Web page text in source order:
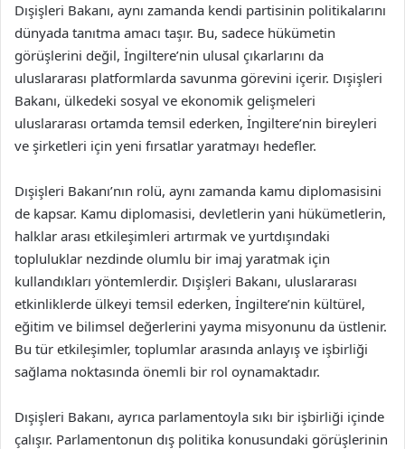
Dışişleri Bakanı, aynı zamanda kendi partisinin politikalarını
dünyada tanıtma amacı taşır. Bu, sadece hükümetin
görüşlerini değil, İngiltere’nin ulusal çıkarlarını da
uluslararası platformlarda savunma görevini içerir. Dışişleri
Bakanı, ülkedeki sosyal ve ekonomik gelişmeleri
uluslararası ortamda temsil ederken, İngiltere’nin bireyleri
ve şirketleri için yeni fırsatlar yaratmayı hedefler.
Dışişleri Bakanı’nın rolü, aynı zamanda kamu diplomasisini
de kapsar. Kamu diplomasisi, devletlerin yani hükümetlerin,
halklar arası etkileşimleri artırmak ve yurtdışındaki
topluluklar nezdinde olumlu bir imaj yaratmak için
kullandıkları yöntemlerdir. Dışişleri Bakanı, uluslararası
etkinliklerde ülkeyi temsil ederken, İngiltere’nin kültürel,
eğitim ve bilimsel değerlerini yayma misyonunu da üstlenir.
Bu tür etkileşimler, toplumlar arasında anlayış ve işbirliği
sağlama noktasında önemli bir rol oynamaktadır.
Dışişleri Bakanı, ayrıca parlamentoyla sıkı bir işbirliği içinde
çalışır. Parlamentonun dış politika konusundaki görüşlerinin